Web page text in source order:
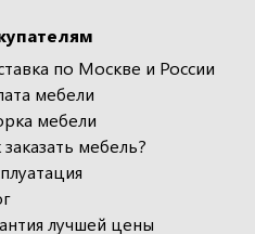
по Москве и России
мебели
мебели
заказать мебель?
лучшей цены